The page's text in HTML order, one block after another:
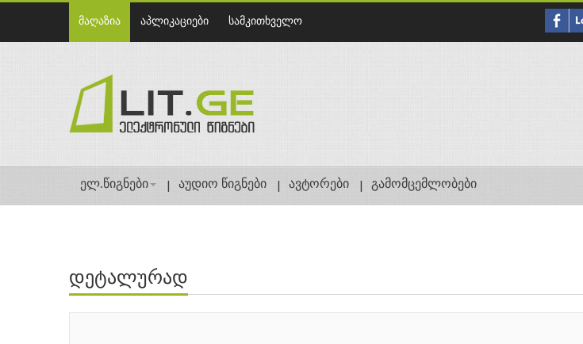
მაღაზია აპლიკაციები სამკითხველო
ელ.წიგნები აუდიო წიგნები ავტორები გამომცემლობები
დეტალურად